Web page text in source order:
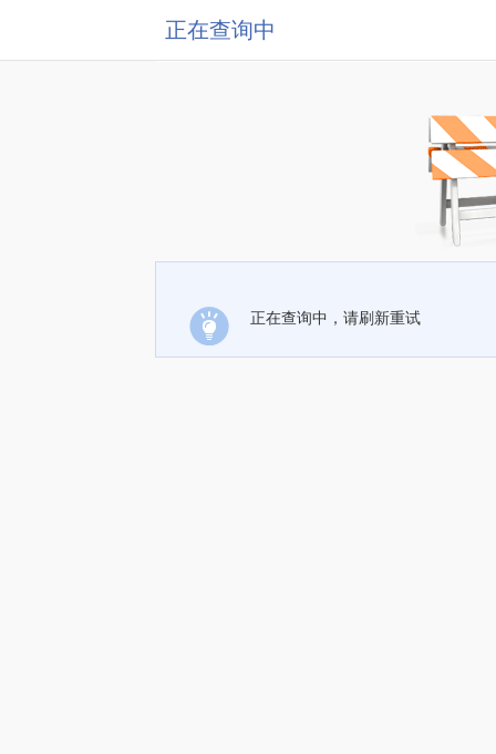
正在查询中
正在查询中，请刷新重试